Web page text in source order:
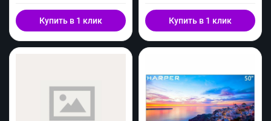
Купить в 1 клик Купить в 1 клик